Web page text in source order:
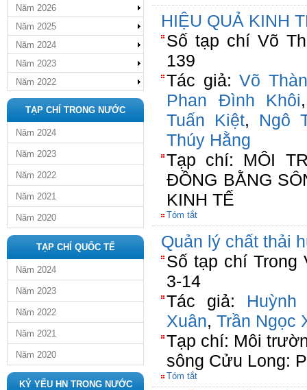
Năm 2026
Năm 2025
Năm 2024
Năm 2023
Năm 2022
TẠP CHÍ TRONG NƯỚC
Năm 2024
Năm 2023
Năm 2022
Năm 2021
Năm 2020
TẠP CHÍ QUỐC TẾ
Năm 2024
Năm 2023
Năm 2022
Năm 2021
Năm 2020
KỶ YẾU HN TRONG NƯỚC
HIỆU QUẢ KINH
Số tạp chí Võ
139
Tác giả:Võ
Phan Đình Khôi
Tuấn Kiệt, Ngô
Thúy Hằng
Tạp chí: MÔI
ĐỒNG BẰNG
KINH TẾ
Tóm tắt
Quản lý chất thải
Số tạp chí Trong
3-14
Tác giả:
Xuân, Trần Ngọc
Tạp chí: Môi
sông Cửu Long:
Tóm tắt